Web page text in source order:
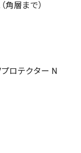
層まで）
ロテクター N